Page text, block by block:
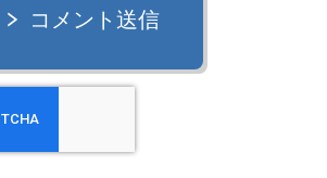
コメント送信